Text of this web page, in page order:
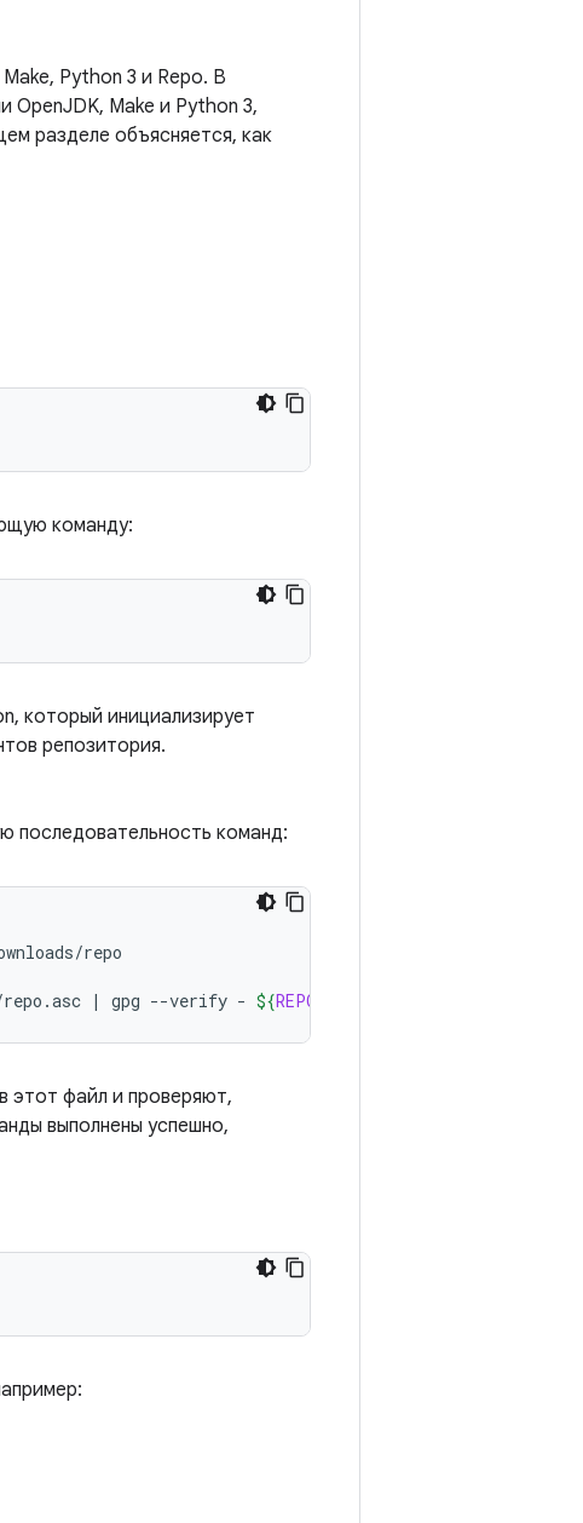
Python 3 и Repo. В
OpenJDK, Make и Python 3,
разделе объясняется, как
команду:
который инициализирует
репозитория.
последовательность команд:
repo
| gpg --verify - ${REPO
этот файл и проверяют,
выполнены успешно,